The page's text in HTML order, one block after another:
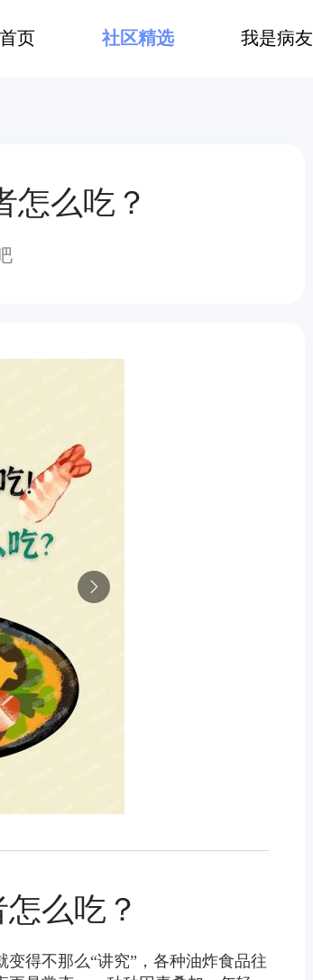
首页 社区精选 我是病友
怎么吃？
么吃？
得不那么“讲究”，各种油炸食品往